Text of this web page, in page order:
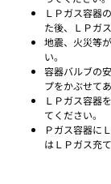
ＬＰガス容器
た後、ＬＰガ
地震、火災等
い。
容器バルブの
プをかぶせて
ＬＰガス容器
てください。
Ｐガス容器に
はＬＰガス充